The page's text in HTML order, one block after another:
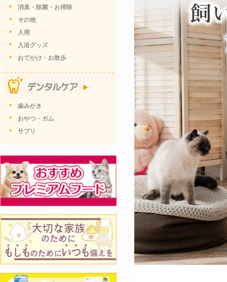
消臭・除菌・お掃除
その他
人用
入浴グッズ
おでかけ・お散歩
歯みがき
おやつ・ガム
サプリ